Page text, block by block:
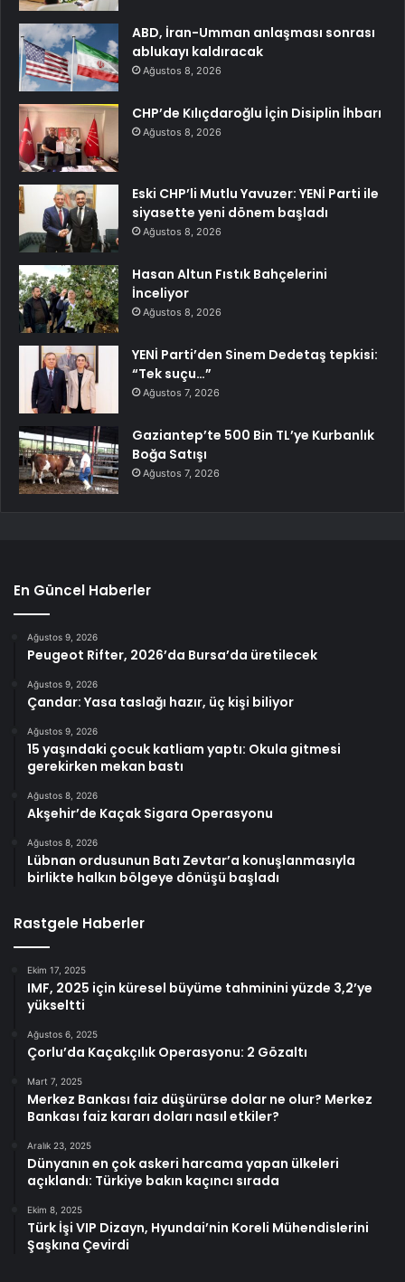
ABD, İran-Umman anlaşması sonrası
ablukayı kaldıracak
Ağustos 8, 2026
CHP’de Kılıçdaroğlu İçin Disiplin İhbarı
Ağustos 8, 2026
Eski CHP’li Mutlu Yavuzer: YENİ Parti ile
siyasette yeni dönem başladı
Ağustos 8, 2026
Hasan Altun Fıstık Bahçelerini
İnceliyor
Ağustos 8, 2026
YENİ Parti’den Sinem Dedetaş tepkisi:
“Tek suçu…”
Ağustos 7, 2026
Gaziantep’te 500 Bin TL’ye Kurbanlık
Boğa Satışı
Ağustos 7, 2026
En Güncel Haberler
Ağustos 9, 2026
Peugeot Rifter, 2026’da Bursa’da üretilecek
Ağustos 9, 2026
Çandar: Yasa taslağı hazır, üç kişi biliyor
Ağustos 9, 2026
15 yaşındaki çocuk katliam yaptı: Okula gitmesi
gerekirken mekan bastı
Ağustos 8, 2026
Akşehir’de Kaçak Sigara Operasyonu
Ağustos 8, 2026
Lübnan ordusunun Batı Zevtar’a konuşlanmasıyla
birlikte halkın bölgeye dönüşü başladı
Rastgele Haberler
Ekim 17, 2025
IMF, 2025 için küresel büyüme tahminini yüzde 3,2’ye
yükseltti
Ağustos 6, 2025
Çorlu’da Kaçakçılık Operasyonu: 2 Gözaltı
Mart 7, 2025
Merkez Bankası faiz düşürürse dolar ne olur? Merkez
Bankası faiz kararı doları nasıl etkiler?
Aralık 23, 2025
Dünyanın en çok askeri harcama yapan ülkeleri
açıklandı: Türkiye bakın kaçıncı sırada
Ekim 8, 2025
Türk İşi VIP Dizayn, Hyundai’nin Koreli Mühendislerini
Şaşkına Çevirdi